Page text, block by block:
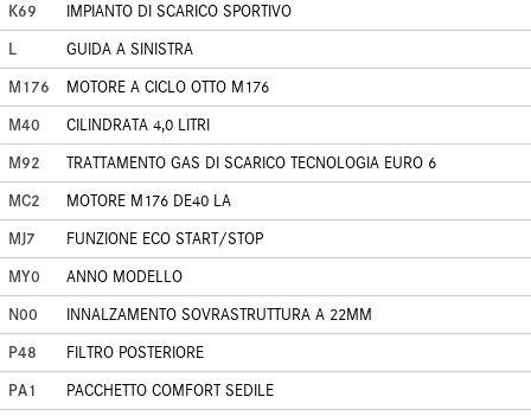
K69
IMPIANTO DI SCARICO SPORTIVO
L
GUIDA A SINISTRA
M176
MOTORE A CICLO OTTO M176
M40
CILINDRATA 4,0 LITRI
M92
TRATTAMENTO GAS DI SCARICO TECNOLOGIA EURO 6
MC2
MOTORE M176 DE40 LA
MJ7
FUNZIONE ECO START/STOP
MY0
ANNO MODELLO
N00
INNALZAMENTO SOVRASTRUTTURA A 22MM
P48
FILTRO POSTERIORE
PA1
PACCHETTO COMFORT SEDILE